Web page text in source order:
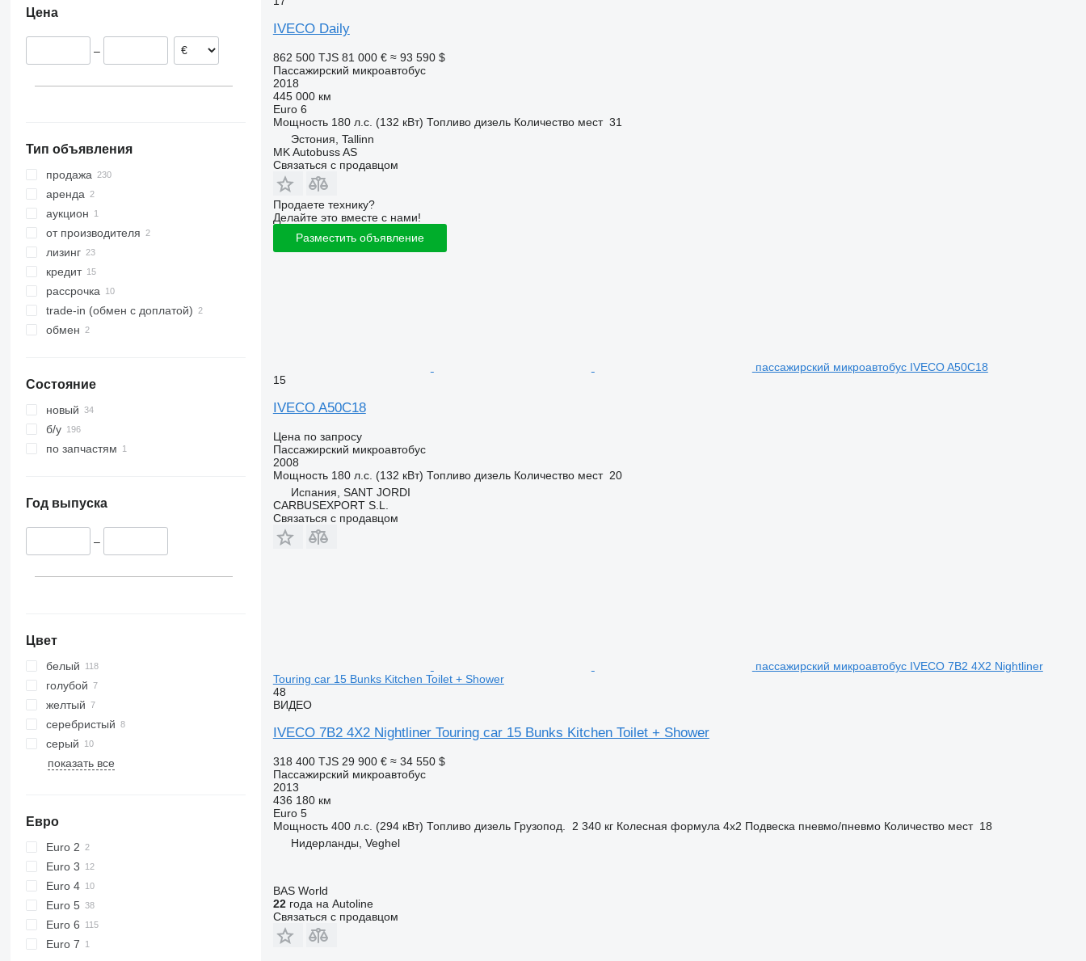
Румыния
Германия
Цена
–
Тип объявления
продажа
аренда
аукцион
от производителя
лизинг
кредит
рассрочка
trade-in (обмен с доплатой)
обмен
Состояние
новый
б/у
по запчастям
Год выпуска
–
Цвет
белый
голубой
желтый
серебристый
серый
показать все
Евро
Euro 2
Euro 3
Euro 4
Euro 5
Euro 6
Euro 7
IVECO Daily
862 500 TJS 81 000 € ≈ 93 590 $
Пассажирский микроавтобус
2018
445 000 км
Euro 6
Мощность 180 л.с. (132 кВт) Топливо дизель Количество мест 31
Эстония, Tallinn
MK Autobuss AS
Связаться с продавцом
Продаете технику?
Делайте это вместе с нами!
Разместить объявление
пассажирский микроавтобус IVECO A50C18
15
IVECO A50C18
Цена по запросу
Пассажирский микроавтобус
2008
Мощность 180 л.с. (132 кВт) Топливо дизель Количество мест 20
Испания, SANT JORDI
CARBUSEXPORT S.L.
Связаться с продавцом
пассажирский микроавтобус IVECO 7B2 4X2 Nightliner
Touring car 15 Bunks Kitchen Toilet + Shower
48
ВИДЕО
IVECO 7B2 4X2 Nightliner Touring car 15 Bunks Kitchen Toilet + Shower
318 400 TJS 29 900 € ≈ 34 550 $
Пассажирский микроавтобус
2013
436 180 км
Euro 5
Мощность 400 л.с. (294 кВт) Топливо дизель Грузопод. 2 340 кг Колесная формула 4x2 Подвеска пневмо/пневмо Количество мест 18
Нидерланды, Veghel
BAS World
22года на Autoline
Связаться с продавцом